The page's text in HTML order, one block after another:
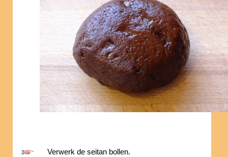
Verwerk de seitan bollen.